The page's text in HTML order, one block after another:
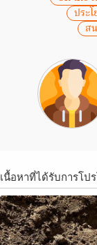
ประ
ส
เนื้อหาที่ได้รับการโป